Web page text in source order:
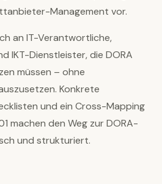
Management vor.
an IT-Verantwortliche,
IKT-Dienstleister, die DORA
müssen – ohne
Konkrete
und ein Cross-Mapping
machen den Weg zur DORA-
und strukturiert.